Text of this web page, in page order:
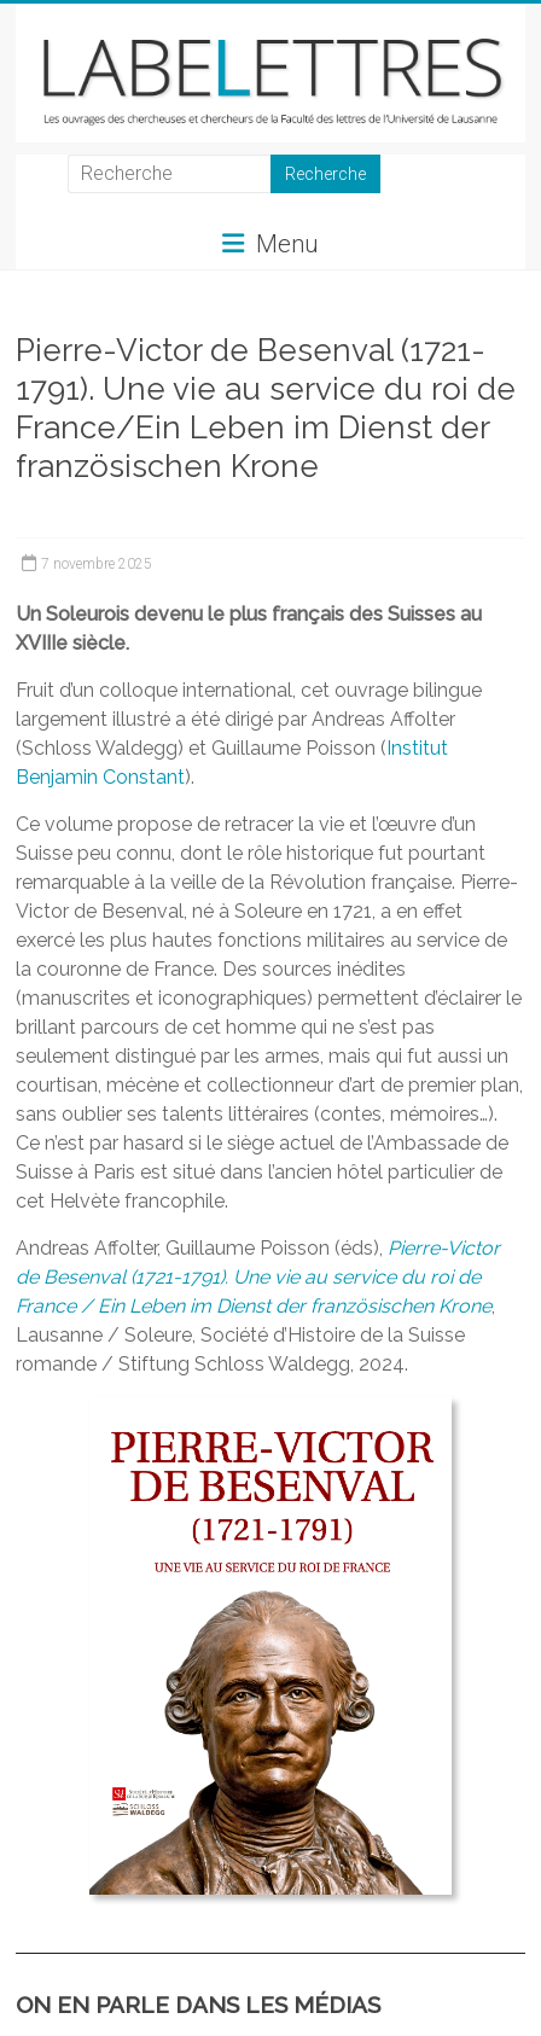
LabeLettres
et
chercheurs
de
la
Faculté
des
Menu
Pierre-Victor de Besenval (1721-
1791). Une vie au service du roi de
France/Ein Leben im Dienst der
französischen Krone
7 novembre 2025
Un Soleurois devenu le plus français des Suisses au
XVIIIe siècle.
Fruit d’un colloque international, cet ouvrage bilingue
largement illustré a été dirigé par Andreas Affolter
(Schloss Waldegg) et Guillaume Poisson (Institut
Benjamin Constant).
Ce volume propose de retracer la vie et l’œuvre d’un
Suisse peu connu, dont le rôle historique fut pourtant
remarquable à la veille de la Révolution française. Pierre-
Victor de Besenval, né à Soleure en 1721, a en effet
exercé les plus hautes fonctions militaires au service de
la couronne de France. Des sources inédites
(manuscrites et iconographiques) permettent d’éclairer le
brillant parcours de cet homme qui ne s’est pas
seulement distingué par les armes, mais qui fut aussi un
courtisan, mécène et collectionneur d’art de premier plan,
sans oublier ses talents littéraires (contes, mémoires…).
Ce n’est par hasard si le siège actuel de l’Ambassade de
Suisse à Paris est situé dans l’ancien hôtel particulier de
cet Helvète francophile.
Andreas Affolter, Guillaume Poisson (éds), Pierre-Victor
de Besenval (1721-1791). Une vie au service du roi de
France / Ein Leben im Dienst der französischen Krone,
Lausanne / Soleure, Société d’Histoire de la Suisse
romande / Stiftung Schloss Waldegg, 2024.
ON EN PARLE DANS LES MÉDIAS